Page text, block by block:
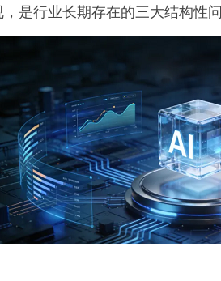
是行业长期存在的三大结构性